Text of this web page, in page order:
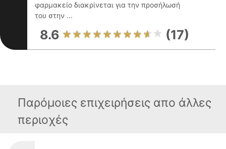
φαρμακείο διακρίνεται για την προσήλωσή
του στην ...
8.6 (17)
Παρόμοιες επιχειρήσεις απο άλλες
περιοχές